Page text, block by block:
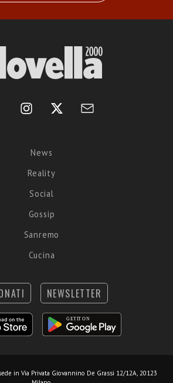
News
Reality
Social
Gossip
Sanremo
Cucina
NEWSLETTER
in Via Privata Giovannino De Grassi 12/12A, 20123